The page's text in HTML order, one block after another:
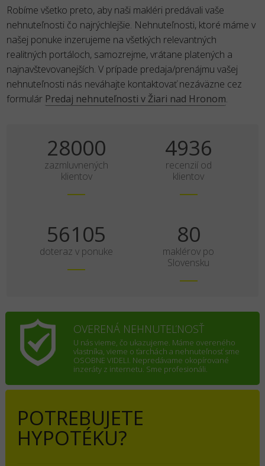
Robíme všetko preto, aby naši makléri predávali vaše
nehnuteľnosti čo najrýchlejšie. Nehnuteľnosti, ktoré máme v
našej ponuke inzerujeme na všetkých relevantných
realitných portáloch, samozrejme, vrátane platených a
najnavštevovanejších. V prípade predaja/prenájmu vašej
nehnuteľnosti nás neváhajte kontaktovať nezáväzne cez
formulár Predaj nehnuteľnosti v Žiari nad Hronom.
35000
zazmluvnených
klientov
6170
recenzií od
klientov
70131
doteraz v ponuke
100
maklérov po
Slovensku
OVERENÁ NEHNUTEĽNOSŤ
U nás vieme, čo ukazujeme. Máme overeného
vlastníka, vieme o ťarchách a nehnuteľnosť sme
OSOBNE VIDELI. Nepredávame okopírované
inzeráty z internetu. Sme profesionáli.
POTREBUJETE
HYPOTÉKU?